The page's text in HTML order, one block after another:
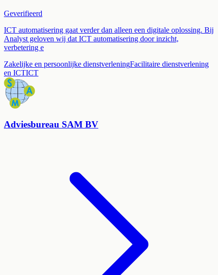
Geverifieerd
ICT automatisering gaat verder dan alleen een digitale oplossing. Bij
Analyst geloven wij dat ICT automatisering door inzicht,
verbetering e
Zakelijke en persoonlijke dienstverleningFacilitaire dienstverlening
en ICTICT
Adviesbureau SAM BV